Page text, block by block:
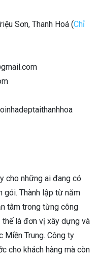
Sơn, Thanh Hoá (Chỉ
cho những ai đang có
gói. Thành lập từ năm
tâm trong từng công
là đơn vị xây dựng và
Miền Trung. Công ty
cho khách hàng mà còn